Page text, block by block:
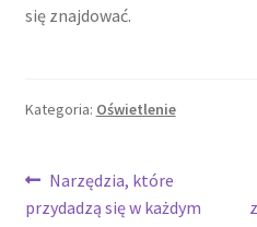
się znajdować.
Kategoria: Oświetlenie
Nawigacja
Poprzedni
wpis:
Narzędzia, które
przydadzą się w każdym